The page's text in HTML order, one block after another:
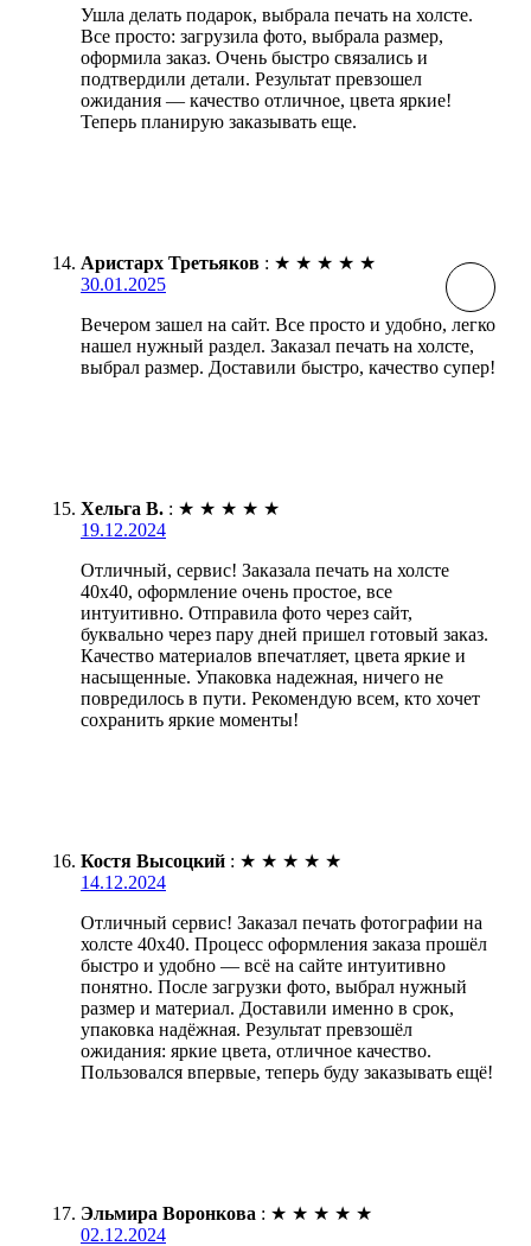
Ушла делать подарок, выбрала печать на холсте.
Все просто: загрузила фото, выбрала размер,
оформила заказ. Очень быстро связались и
подтвердили детали. Результат превзошел
ожидания — качество отличное, цвета яркие!
Теперь планирую заказывать еще.
Аристарх Третьяков : ★ ★ ★ ★ ★
30.01.2025
Вечером зашел на сайт. Все просто и удобно, легко
нашел нужный раздел. Заказал печать на холсте,
выбрал размер. Доставили быстро, качество супер!
Хельга В. : ★ ★ ★ ★ ★
19.12.2024
Отличный, сервис! Заказала печать на холсте
40х40, оформление очень простое, все
интуитивно. Отправила фото через сайт,
буквально через пару дней пришел готовый заказ.
Качество материалов впечатляет, цвета яркие и
насыщенные. Упаковка надежная, ничего не
повредилось в пути. Рекомендую всем, кто хочет
сохранить яркие моменты!
Костя Высоцкий : ★ ★ ★ ★ ★
14.12.2024
Отличный сервис! Заказал печать фотографии на
холсте 40х40. Процесс оформления заказа прошёл
быстро и удобно — всё на сайте интуитивно
понятно. После загрузки фото, выбрал нужный
размер и материал. Доставили именно в срок,
упаковка надёжная. Результат превзошёл
ожидания: яркие цвета, отличное качество.
Пользовался впервые, теперь буду заказывать ещё!
Эльмира Воронкова : ★ ★ ★ ★ ★
02.12.2024